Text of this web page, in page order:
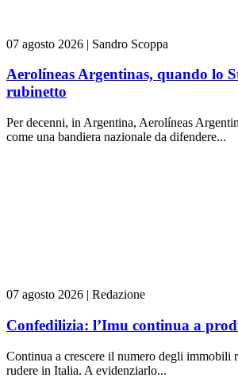
07 agosto 2026 | Sandro Scoppa
Aerolíneas Argentinas, quando lo
rubinetto
Per decenni, in Argentina, Aerolíneas
come una bandiera nazionale da difendere...
07 agosto 2026 | Redazione
Confedilizia: l’Imu continua a
Continua a crescere il numero degli immobili
rudere in Italia. A evidenziarlo...